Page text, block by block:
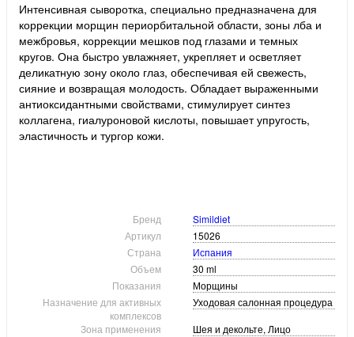
Интенсивная сыворотка, специально предназначена для
коррекции морщин периорбитальной области, зоны лба и
межбровья, коррекции мешков под глазами и темных
кругов. Она быстро увлажняет, укрепляет и осветляет
деликатную зону около глаз, обеспечивая ей свежесть,
сияние и возвращая молодость. Обладает выраженными
антиоксидантными свойствами, стимулирует синтез
коллагена, гиалуроновой кислоты, повышает упругость,
эластичность и тургор кожи.
Бренд
Simildiet
Артикул
15026
Страна
Испания
Объем
30 ml
Показания
Морщины
Назначение для активных
комплексов
Уходовая салонная процедура
Зона применения
Шея и декольте, Лицо